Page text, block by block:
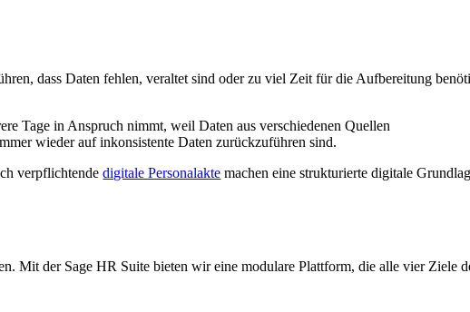
dass Daten fehlen, veraltet sind oder zu viel Zeit für die Aufbereitung
Tage in Anspruch nimmt, weil Daten aus verschiedenen Quellen
wieder auf inkonsistente Daten zurückzuführen sind.
verpflichtendedigitale Personalakte machen eine strukturierte digitale
Mit der Sage HR Suite bieten wir eine modulare Plattform, die alle vier Ziele